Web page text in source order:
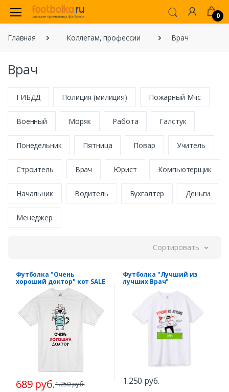
0
Главная Коллегам, профессии Врач
Врач
ГИБДД Полиция (милиция) Пожарный Мчс
Военный Моряк Работа Галстук
Понедельник Пятница Повар Учитель
Строитель Врач Юрист Компьютерщик
Начальник Водитель Бухгалтер Деньги
Менеджер
Сортировать
Футболка "Очень
хороший доктор" кот SALE
689 руб.1.250 руб.
Футболка "Лучший из
лучших Врач"
1.250 руб.